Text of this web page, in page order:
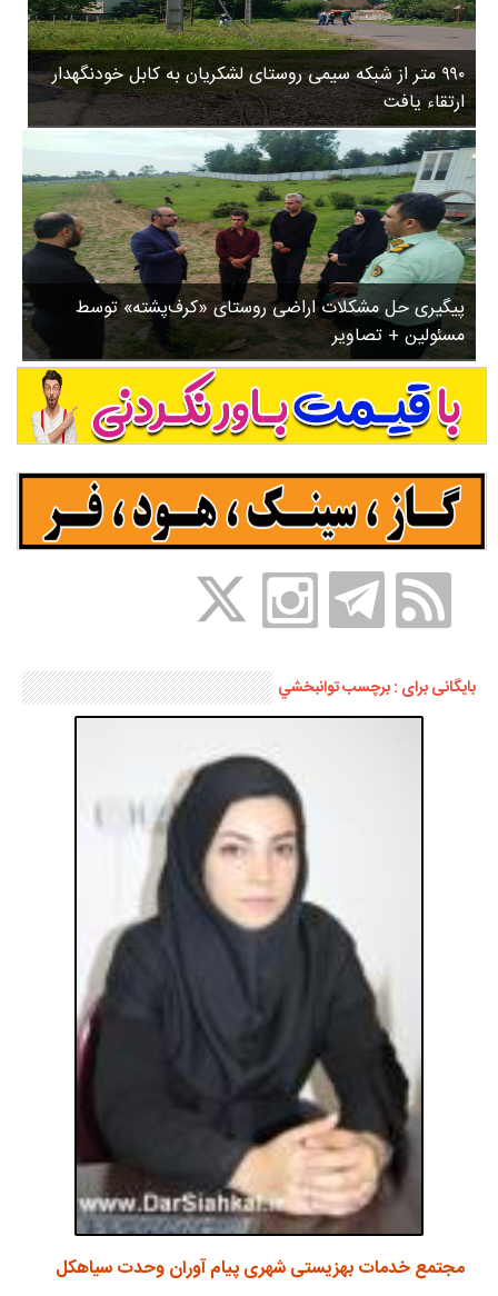
روستاها
ورزشی
سیاسی
چندرسانه ای
مسیر گردشگری دیلمان
درباره ما
۹۹۰ متر از شبکه سیمی روستای لشکریان به کابل خودنگهدار
ارتقاء یافت
پیگیری حل مشکلات اراضی روستای «کرف‌پشته» توسط
مسئولین + تصاویر
۳
۵
۸
ب
ا
ز
ن
ش
س
ت
ش
د
.
بایگانی برای : برچسب توانبخشي
مجتمع خدمات بهزیستی شهری پيام آوران وحدت سياهكل